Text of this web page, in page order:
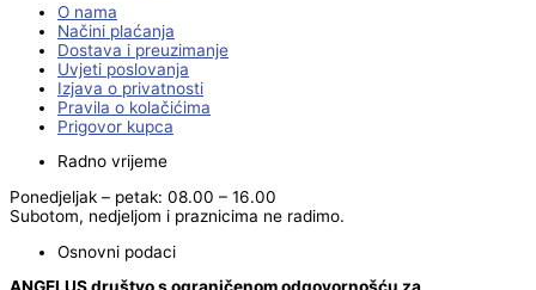
O nama
Načini plaćanja
Dostava i preuzimanje
Uvjeti poslovanja
Izjava o privatnosti
Pravila o kolačićima
Prigovor kupca
Radno vrijeme
Ponedjeljak – petak: 08.00 – 16.00
Subotom, nedjeljom i praznicima ne radimo.
Osnovni podaci